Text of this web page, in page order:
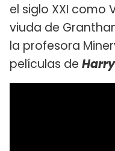
el siglo XXI como
viuda de
la profesora
películas de